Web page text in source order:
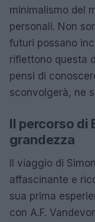
minimalismo del
personali. Non
futuri possano
riflettono questa
pensi di
sconvolgerà, ne
Il percorso di
grandezza
Il viaggio di
affascinante e
sua prima
con A.F.